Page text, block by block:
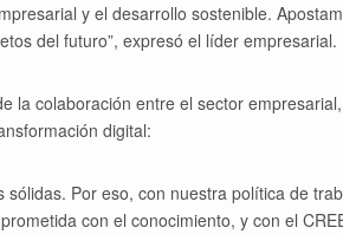
y el desarrollo sostenible.
del futuro”, expresó el líder empresarial.
la colaboración entre el sector
digital:
sólidas. Por eso, con nuestra política de
con el conocimiento, y con el